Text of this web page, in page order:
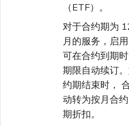
（ETF）。
对于合约期为
月的服务，启用
可在合约到期
期限自动续订
约期结束时，
动转为按月合
期折扣。